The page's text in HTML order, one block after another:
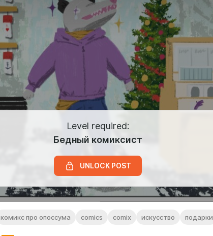
Level required:
Бедный комиксист
UNLOCK POST
комикс про опоссума comics comix искусство подарки